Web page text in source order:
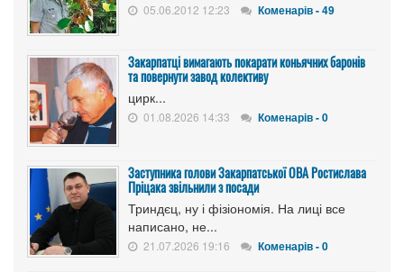
05.06.2012 12:23 Коменарів - 49
Закарпатці вимагають покарати коньячних баронів
та повернути завод колективу
цирк...
01.08.2026 14:33 Коменарів - 0
Заступника голови Закарпатської ОВА Ростислава
Пріцака звільнили з посади
Триндєц, ну і фізіономія. На лиці все
написано, не...
21.07.2026 19:16 Коменарів - 0